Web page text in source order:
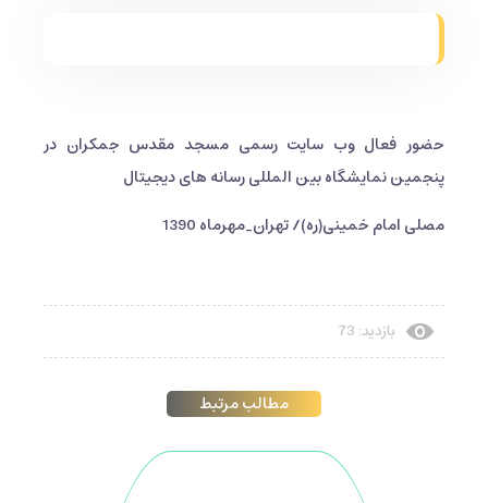
حضور فعال وب سایت رسمی مسجد مقدس جمکران در
پنجمین نمایشگاه بین المللی رسانه های دیجیتال
مصلی امام خمینی(ره)/ تهران_مهرماه 1390
بازدید: 73
مطالب مرتبط